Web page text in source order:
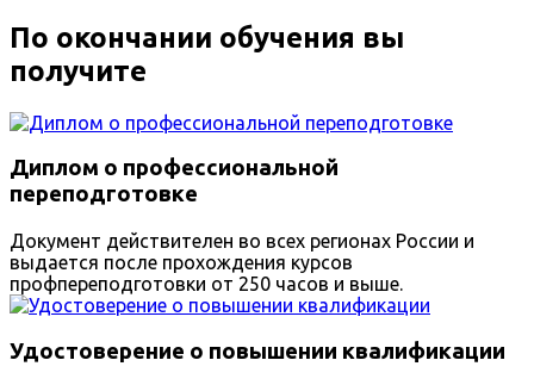
По окончании обучения вы
получите
Диплом о профессиональной
переподготовке
Документ действителен во всех регионах России и
выдается после прохождения курсов
профпереподготовки от 250 часов и выше.
Удостоверение о повышении квалификации